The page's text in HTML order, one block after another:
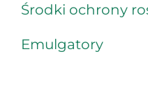
Środki ochrony
Emulgatory